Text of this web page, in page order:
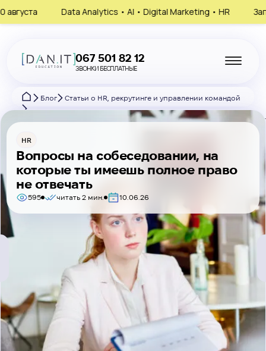
Analytics • AI • Digital Marketing • HR Запишись на
067 501 82 12
ЗВОНКИ БЕСПЛАТНЫЕ
Блог Статьи о HR, рекрутинге и управлении командой
Вопросы на собеседовании, на которые ты имеешь полное право
HR
Вопросы на собеседовании, на
которые ты имеешь полное право
не отвечать
595 читать 2 мин. 10.06.26